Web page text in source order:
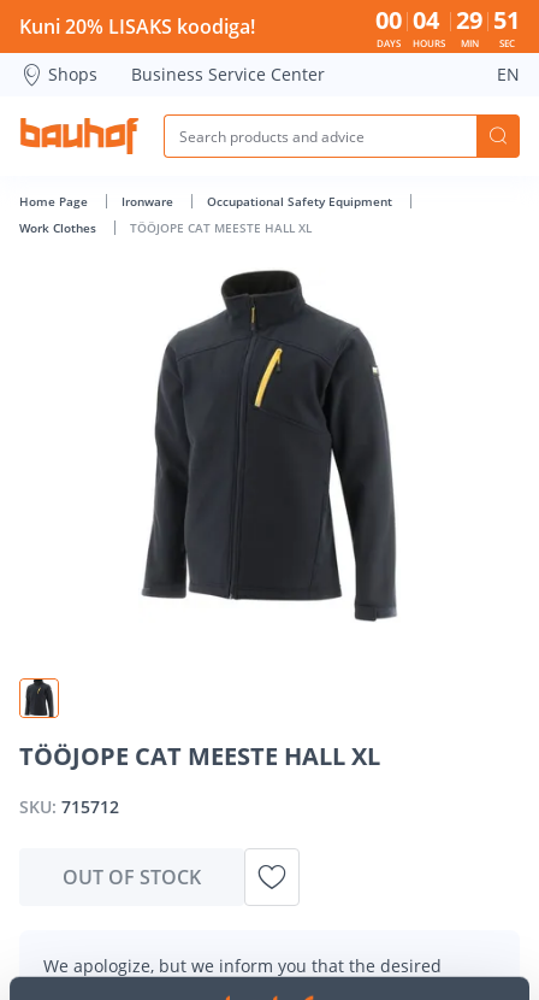
TÖÖJOPE CAT MEESTE HALL XL - Bauhof has loaded
Kuni 20% LISAKS koodiga! 00
DAYS
04
HOURS
29
MIN
51
SEC
Shops Business Service Center EN
Home Page Ironware
Occupational Safety Equipment
Work Clothes
TÖÖJOPE CAT MEESTE HALL XL
TÖÖJOPE CAT MEESTE HALL XL
SKU: 715712
OUT OF STOCK
We apologize, but we inform you that the desired